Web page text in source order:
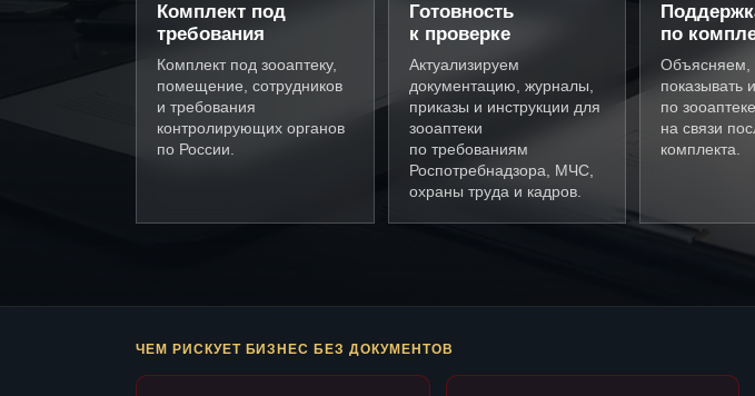
Комплект под
требования
Комплект под зооаптеку,
помещение, сотрудников
и требования
контролирующих органов
по России.
Готовность
к проверке
Актуализируем
документацию, журналы,
приказы и инструкции для
зооаптеки
по требованиям
Роспотребнадзора, МЧС,
охраны труда и кадров.
по
Объясняем,
показывать
по
на связи
комплекта.
ЧЕМ РИСКУЕТ БИЗНЕС БЕЗ ДОКУМЕНТОВ